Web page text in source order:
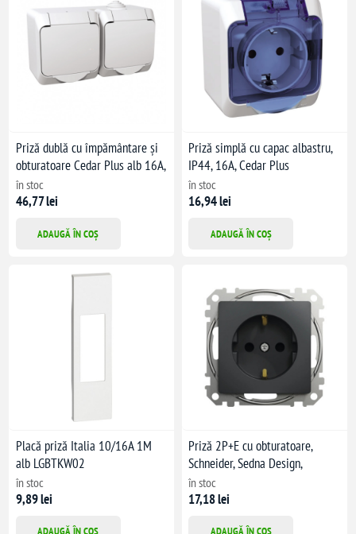
Priză dublă cu împământare și
obturatoare Cedar Plus alb 16A,
Schneider
în stoc
46,77 lei
ADAUGĂ ÎN COȘ
Priză simplă cu capac albastru,
IP44, 16A, Cedar Plus
în stoc
16,94 lei
ADAUGĂ ÎN COȘ
Placă priză Italia 10/16A 1M
alb LGBTKW02
în stoc
9,89 lei
Priză 2P+E cu obturatoare,
Schneider, Sedna Design,
antracit
în stoc
17,18 lei